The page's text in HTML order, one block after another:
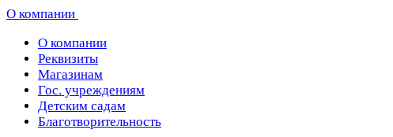
О компании
О компании
Реквизиты
Магазинам
Гос. учреждениям
Детским садам
Благотворительность